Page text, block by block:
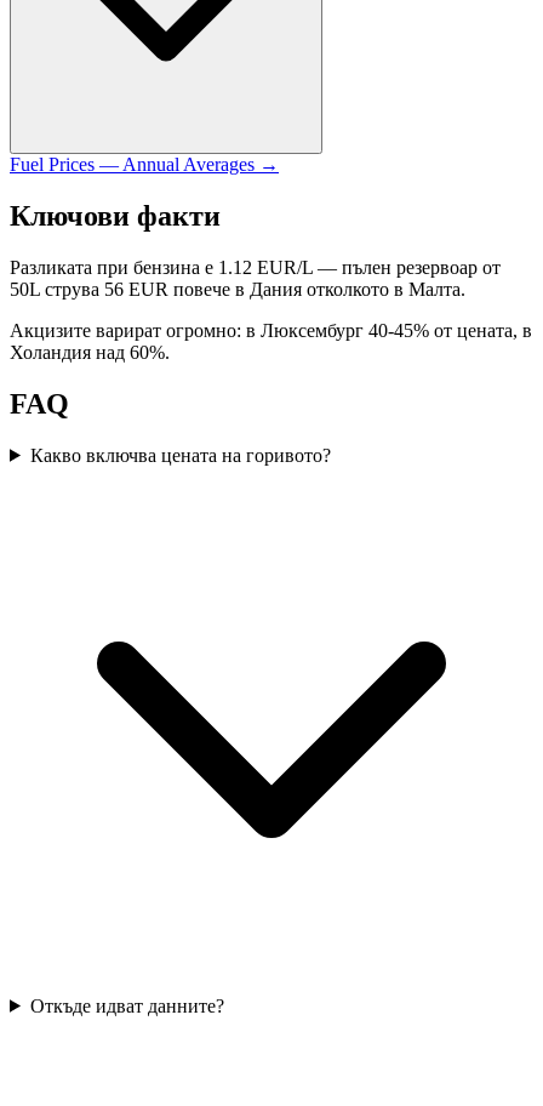
Fuel Prices — Annual Averages →
Ключови факти
Разликата при бензина е 1.12 EUR/L — пълен резервоар от
50L струва 56 EUR повече в Дания отколкото в Малта.
Акцизите варират огромно: в Люксембург 40-45% от цената, в
Холандия над 60%.
FAQ
Какво включва цената на горивото?
Откъде идват данните?